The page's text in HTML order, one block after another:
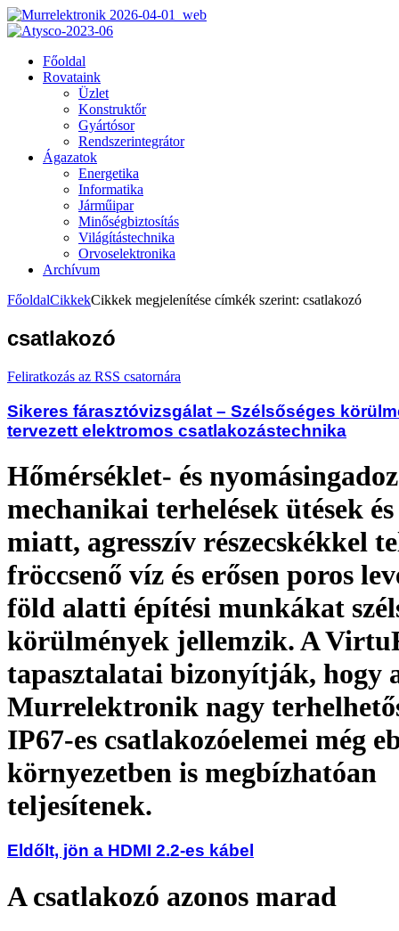
Főoldal
Rovataink
Üzlet
Konstruktőr
Gyártósor
Rendszerintegrátor
Ágazatok
Energetika
Informatika
Járműipar
Minőségbiztosítás
Világítástechnika
Orvoselektronika
Archívum
FőoldalCikkekCikkek megjelenítése címkék szerint: csatlakozó
csatlakozó
Feliratkozás az RSS csatornára
Sikeres fárasztóvizsgálat – Szélsőséges
tervezett elektromos csatlakozástechnika
Hőmérséklet- és
mechanikai terhelések ütések és
miatt, agresszív részecskékkel
fröccsenő víz és erősen poros
föld alatti építési munkákat
körülmények jellemzik. A
tapasztalatai bizonyítják, hogy
Murrelektronik nagy
IP67-es csatlakozóelemei még
környezetben is megbízhatóan
teljesítenek.
Eldőlt, jön a HDMI 2.2-es kábel
A csatlakozó azonos marad